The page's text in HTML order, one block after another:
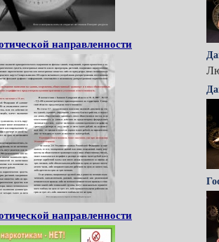
направленности
направленности